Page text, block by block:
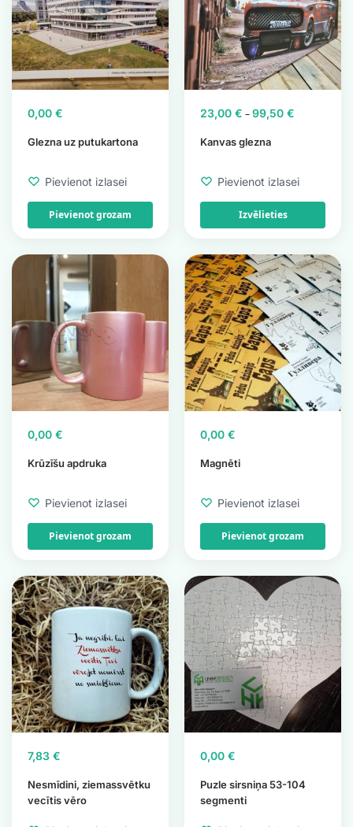
Glezna uz putukartona
0,00 €
Pievienot izlasei
Pievienot grozam
Kanvas glezna
23,00 € –99,50 €
Pievienot izlasei
Izvēlieties
Krūzīšu apdruka
0,00 €
Pievienot izlasei
Pievienot grozam
Magnēti
0,00 €
Pievienot izlasei
Pievienot grozam
Nesmīdini, ziemassvētku
vecītis vēro
7,83 €
Puzle sirsniņa 53-104
segmenti
0,00 €